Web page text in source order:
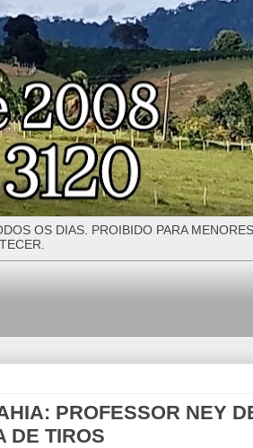
OS DIAS. PROIBIDO PARA
PROFESSOR NEY
DE TIROS